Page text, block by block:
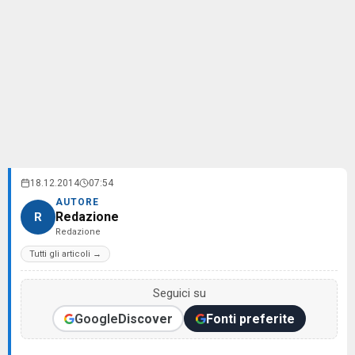
18.12.2014 07:54
R
AUTORE
Redazione
Redazione
Tutti gli articoli →
Seguici su
GoogleDiscover Fonti preferite